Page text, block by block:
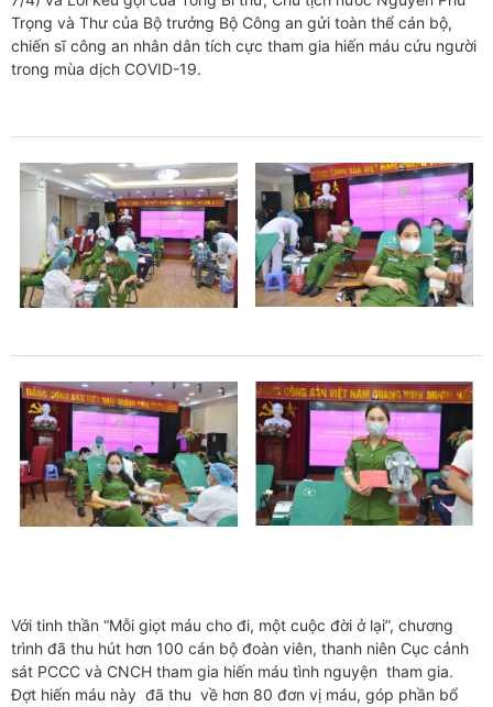
Trọng và Thư của Bộ trưởng Bộ Công an gửi toàn thể cán bộ,
chiến sĩ công an nhân dân tích cực tham gia hiến máu cứu người
trong mùa dịch COVID-19.
Với tinh thần “Mỗi giọt máu cho đi, một cuộc đời ở lại”, chương
trình đã thu hút hơn 100 cán bộ đoàn viên, thanh niên Cục cảnh
sát PCCC và CNCH tham gia hiến máu tình nguyện tham gia.
Đợt hiến máu này đã thu về hơn 80 đơn vị máu, góp phần bổ